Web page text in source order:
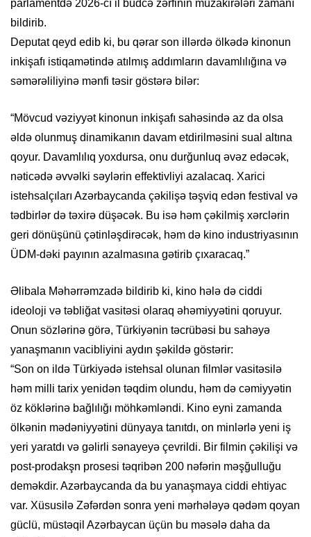
parlamentdə 2026-cı il büdcə zərfinin müzakirələri zamanı
bildirib.
Deputat qeyd edib ki, bu qərar son illərdə ölkədə kinonun
inkişafı istiqamətində atılmış addımların davamlılığına və
səmərəliliyinə mənfi təsir göstərə bilər:
“Mövcud vəziyyət kinonun inkişafı sahəsində az da olsa
əldə olunmuş dinamikanın davam etdirilməsini sual altına
qoyur. Davamlılıq yoxdursa, onu durğunluq əvəz edəcək,
nəticədə əvvəlki səylərin effektivliyi azalacaq. Xarici
istehsalçıları Azərbaycanda çəkilişə təşviq edən festival və
tədbirlər də təxirə düşəcək. Bu isə həm çəkilmiş xərclərin
geri dönüşünü çətinləşdirəcək, həm də kino industriyasının
ÜDM-dəki payının azalmasına gətirib çıxaracaq.”
Əlibala Məhərrəmzadə bildirib ki, kino hələ də ciddi
ideoloji və təbliğat vasitəsi olaraq əhəmiyyətini qoruyur.
Onun sözlərinə görə, Türkiyənin təcrübəsi bu sahəyə
yanaşmanın vacibliyini aydın şəkildə göstərir:
“Son on ildə Türkiyədə istehsal olunan filmlər vasitəsilə
həm milli tarix yenidən təqdim olundu, həm də cəmiyyətin
öz köklərinə bağlılığı möhkəmləndi. Kino eyni zamanda
ölkənin mədəniyyətini dünyaya tanıtdı, on minlərlə yeni iş
yeri yaratdı və gəlirli sənayeyə çevrildi. Bir filmin çəkilişi və
post-prodakşn prosesi təqribən 200 nəfərin məşğulluğu
deməkdir. Azərbaycanda da bu yanaşmaya ciddi ehtiyac
var. Xüsusilə Zəfərdən sonra yeni mərhələyə qədəm qoyan
güclü, müstəqil Azərbaycan üçün bu məsələ daha da